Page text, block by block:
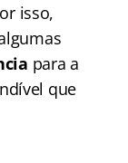
isso,
para a
que